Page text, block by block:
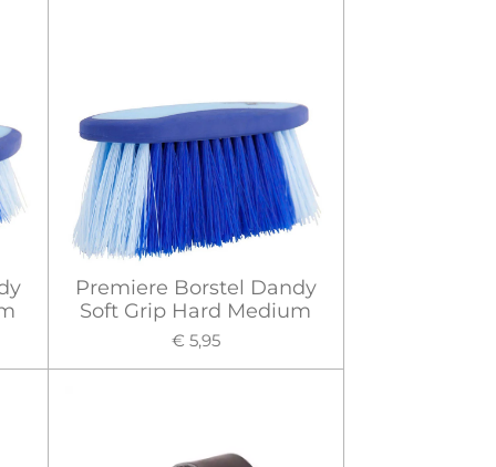
Premiere Borstel Dandy
Soft Grip Hard Medium
€ 5,95